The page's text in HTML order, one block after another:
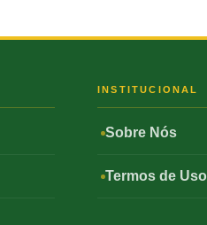
INSTITUCIONAL
Sobre Nós
Termos de Uso